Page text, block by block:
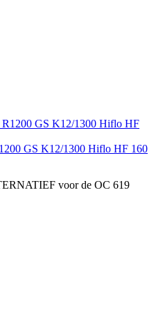
GS K12/1300 Hiflo HF 160
voor de OC 619